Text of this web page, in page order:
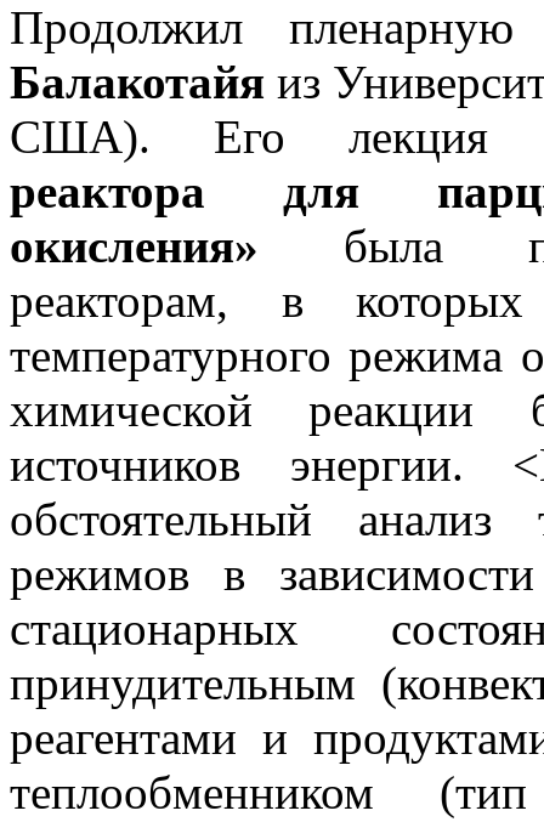
Продолжил
Балакотайя из
США). Его
реактора для
окисления» была
реакторам, в которых
температурного режима
химической реакции
источников энергии.
обстоятельный анализ
режимов в
стационарных
принудительным
реагентами и
теплообменником